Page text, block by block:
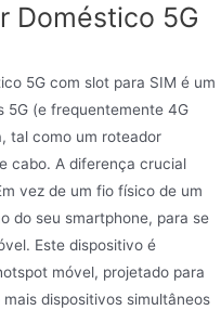
Doméstico 5G
5G com slot para SIM é um
5G (e frequentemente 4G
tal como um roteador
cabo. A diferença crucial
vez de um fio físico de um
do seu smartphone, para se
Este dispositivo é
móvel, projetado para
dispositivos simultâneos